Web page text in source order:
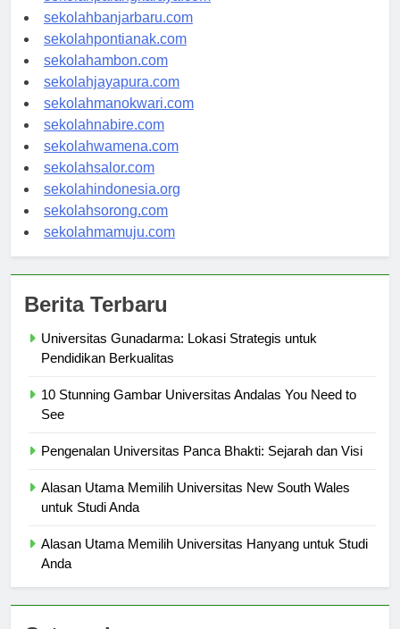
sekolahpalangkaraya.com
sekolahbanjarbaru.com
sekolahpontianak.com
sekolahambon.com
sekolahjayapura.com
sekolahmanokwari.com
sekolahnabire.com
sekolahwamena.com
sekolahsalor.com
sekolahindonesia.org
sekolahsorong.com
Universitas Gunadarma: Lokasi Strategis untuk
10 Stunning Gambar Universitas Andalas You Need to
Alasan Utama Memilih Universitas New South Wales
Alasan Utama Memilih Universitas Hanyang untuk Studi